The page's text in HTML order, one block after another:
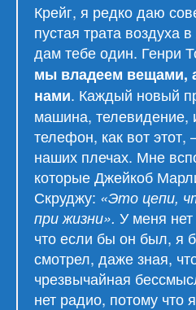
Крейг, я редко даю
пустая трата воздуха
дам тебе один. Генри
мы владеем вещами,
нами. Каждый новый
машина, телевидение,
телефон, как вот
наших плечах. Мне
которые Джейкоб
Скруджу: «Это цепи,
при жизни». У меня
что если бы он был, я
смотрел, даже зная,
чрезвычайная
нет радио, потому что